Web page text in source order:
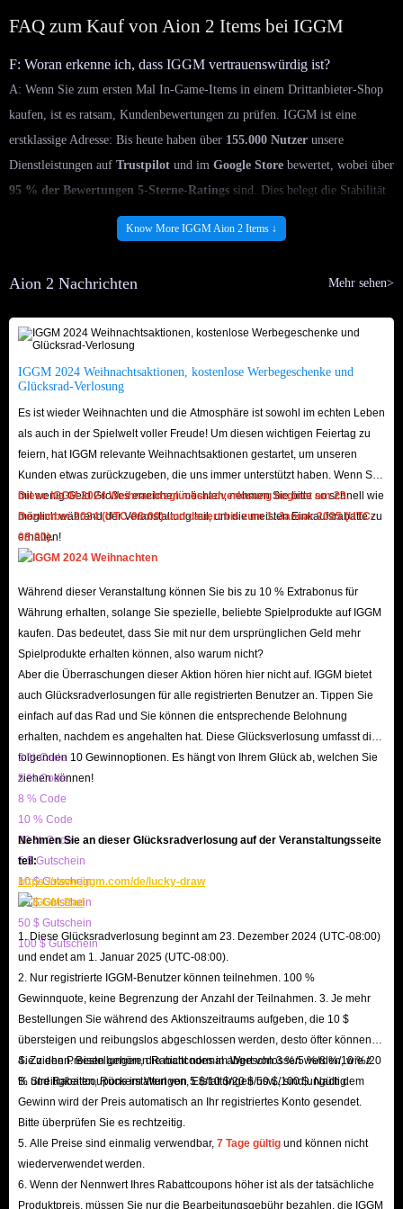
FAQ zum Kauf von Aion 2 Items bei IGGM
F: Woran erkenne ich, dass IGGM vertrauenswürdig ist?
A: Wenn Sie zum ersten Mal In-Game-Items in einem Drittanbieter-Shop
kaufen, ist es ratsam, Kundenbewertungen zu prüfen. IGGM ist eine
erstklassige Adresse: Bis heute haben über 155.000 Nutzer unsere
Dienstleistungen auf Trustpilot und im Google Store bewertet, wobei über
95 % der Bewertungen 5-Sterne-Ratings sind. Dies belegt die Stabilität
und Zuverlässigkeit unseres Services. IGGM ist daher der beste Marktplatz
A: Absolut! Unsere Website bietet stets die günstigsten Aion 2 Items an.
Professionelle Spieler überwachen täglich die Preisschwankungen am
Markt und passen unsere Preise an, damit Sie hier mühelos die
kosteneffizientesten Waffen erwerben können.
F: Welche Angebote gibt es?
A: IGGM bietet Ihnen verschiedene Rabatte:
(1 % Rabatt). Mit steigendem Umsatz können Sie bis auf Rang 5
aufsteigen und bis zu5 % Rabattauf Aion 2 Items erhalten.
Affiliate-Programm:Werden Sie Partner und erhalten Sie einen
exklusiven Link. Wenn jemand über Ihren Link bestellt, verdienen Sie
Feiertags-Sales:Zu Anlässen wieBlack Friday, Weihnachten oder
Halloween
bieten wir zeitlich begrenzte Promotionen und
Gewinnspiele für Rabattcodes an.
F: Wie finde ich die gewünschten Waffen?
A: Um den Einkauf zu erleichtern, haben wir unsere Aion 2 Items in
Kategorien unterteilt. Sie können nach Item-Typ filtern oder direkt den
Schreibweise, um sofortige Ergebnisse zu erhalten!
F: Ist die Lieferung schnell?
A: Dank unseres großen Inventars und klarer Prozesse bereiten wir Ihre
Bestellung sofort vor. Wenn Ihre Angaben korrekt sind und Sie kurz mit
unserem Team kooperieren, erhalten Sie Ihre Items oft innerhalb von
wenigen Minuten
Spielfortschritt nicht unterbrochen wird.
F: Welche Zahlungsmethoden stehen zur Verfügung?
A: Wir bieten eine Vielzahl sicherer Methoden an, darunterPayPal,
Kreditkarte, Google Pay, Apple Payund weitere lokale Optionen. Jede
Methode wurde mehrfach sicherheitsgeprüft, damit Sie Ihre Aion 2
F: Gibt es einen 24/7 Kundensupport?
A: Ja! Bei Problemen können Sie sich jederzeit an unser professionelles
Team wenden. Wir antworten schnellstmöglich und bieten Ihnen die beste
Lösung. Unser Kundenservice ist rund um die Uhr für Sie da!
Aion 2 Item-Übersicht | Typen, Farming & mehr
Know More IGGM Aion 2 Items ↓
Aion 2 Nachrichten Mehr sehen>
IGGM 2024 Weihnachtsaktionen, kostenlose Werbegeschenke und
Glücksrad-Verlosung
Es ist wieder Weihnachten und die Atmosphäre ist sowohl im echten Leben
als auch in der Spielwelt voller Freude! Um diesen wichtigen Feiertag zu
feiern, hat IGGM relevante Weihnachtsaktionen gestartet, um unseren
Kunden etwas zurückzugeben, die uns immer unterstützt haben. Wenn Sie
mit wenig Geld Großes erreichen möchten, nehmen Sie bitte so schnell wie
möglich während der Veranstaltung teil, um die meisten Einkaufsrabatte zu
erhalten!
Diese IGGM 2024 Weihnachtsglücksradverlosung beginnt am 23.
Dezember 2024 (UTC-08:00) und dauert bis zum 1. Januar 2025 (UTC-
08:00).
Während dieser Veranstaltung können Sie bis zu 10 % Extrabonus für
Währung erhalten, solange Sie spezielle, beliebte Spielprodukte auf IGGM
kaufen. Das bedeutet, dass Sie mit nur dem ursprünglichen Geld mehr
Spielprodukte erhalten können, also warum nicht?
Aber die Überraschungen dieser Aktion hören hier nicht auf. IGGM bietet
auch Glücksradverlosungen für alle registrierten Benutzer an. Tippen Sie
einfach auf das Rad und Sie können die entsprechende Belohnung
erhalten, nachdem es angehalten hat. Diese Glücksverlosung umfasst die
folgenden 10 Gewinnoptionen. Es hängt von Ihrem Glück ab, welchen Sie
ziehen können!
3 % Code
5 % Code
8 % Code
10 % Code
20 % Code
5 $ Gutschein
10 $ Gutschein
20 $ Gutschein
50 $ Gutschein
100 $ Gutschein
Nehmen Sie an dieser Glücksradverlosung auf der Veranstaltungsseite
teil:
https://www.iggm.com/de/lucky-draw
1. Diese Glücksradverlosung beginnt am 23. Dezember 2024 (UTC-08:00)
und endet am 1. Januar 2025 (UTC-08:00).
2. Nur registrierte IGGM-Benutzer können teilnehmen. 100 %
Gewinnquote, keine Begrenzung der Anzahl der Teilnahmen. 3. Je mehr
Bestellungen Sie während des Aktionszeitraums aufgeben, die 10 $
übersteigen und reibungslos abgeschlossen werden, desto öfter können
Sie ziehen. Bestellungen, die nicht normal abgeschlossen werden, wie z.
B. Streitigkeiten, Rückerstattungen, Erstattungen usw., sind ungültig.
4. Zu den Preisen gehören Rabattcodes im Wert von 3 %/5 %/8 %/10 %/20
% und Rabattcoupons im Wert von 5 $/10 $/20 $/50 $/100 $. Nach dem
Gewinn wird der Preis automatisch an Ihr registriertes Konto gesendet.
Bitte überprüfen Sie es rechtzeitig.
5. Alle Preise sind einmalig verwendbar, 7 Tage gültig und können nicht
wiederverwendet werden.
6. Wenn der Nennwert Ihres Rabattcoupons höher ist als der tatsächliche
Produktpreis, müssen Sie nur die Bearbeitungsgebühr bezahlen, die IGGM